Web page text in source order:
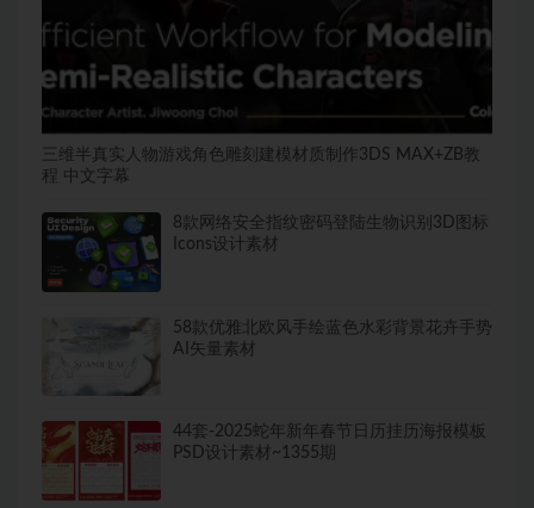
三维半真实人物游戏角色雕刻建模材质制作3DS MAX+ZB教
程 中文字幕
8款网络安全指纹密码登陆生物识别3D图标
Icons设计素材
58款优雅北欧风手绘蓝色水彩背景花卉手势
AI矢量素材
44套-2025蛇年新年春节日历挂历海报模板
PSD设计素材~1355期